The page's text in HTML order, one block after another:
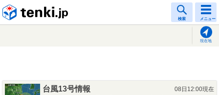
検索 メニュー
現在地
台風13号情報
08日12:00現在